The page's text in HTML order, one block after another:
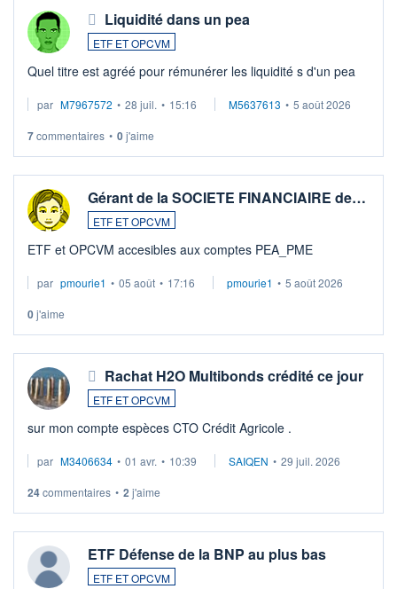
Liquidité dans un pea
ETF ET OPCVM
Quel titre est agréé pour rémunérer les liquidité s d'un pea
par M7967572 • 28 juil. • 15:16 M5637613 • 5 août 2026
7commentaires • 0j'aime
Gérant de la SOCIETE FINANCIAIRE de…
ETF ET OPCVM
ETF et OPCVM accesibles aux comptes PEA_PME
par pmourie1 • 05 août • 17:16 pmourie1 • 5 août 2026
0j'aime
Rachat H2O Multibonds crédité ce jour
ETF ET OPCVM
sur mon compte espèces CTO Crédit Agricole .
par M3406634 • 01 avr. • 10:39 SAIQEN • 29 juil. 2026
24commentaires • 2 j'aime
ETF Défense de la BNP au plus bas
ETF ET OPCVM